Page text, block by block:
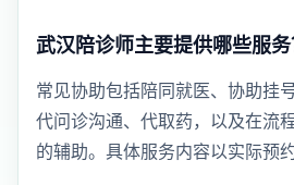
武汉陪诊师主要提供哪些服务
常见协助包括陪同就医、协助挂
代问诊沟通、代取药，以及在流
的辅助。具体服务内容以实际预